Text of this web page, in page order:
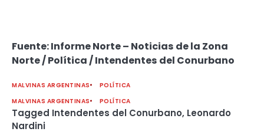
Fuente: Informe Norte – Noticias de la Zona
Norte / Política / Intendentes del Conurbano
MALVINAS ARGENTINAS
POLÍTICA
MALVINAS ARGENTINAS
POLÍTICA
Tagged Intendentes del Conurbano, Leonardo
Nardini